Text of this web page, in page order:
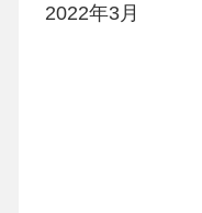
2022年3月